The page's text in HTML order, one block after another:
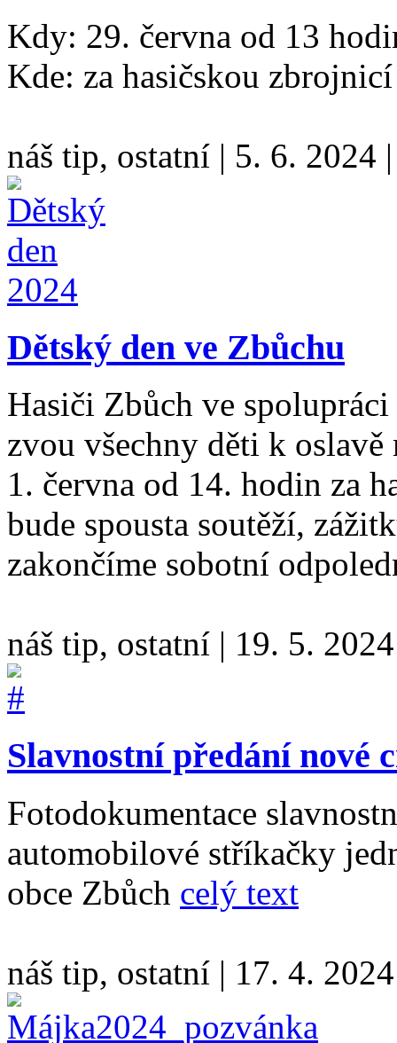
Kdy: 29. června od 13
Kde: za hasičskou
náš tip, ostatní | 5. 6. 2024
Dětský den ve Zbůchu
Hasiči Zbůch ve
zvou všechny děti k
1. června od 14. hodin za
bude spousta soutěží,
zakončíme sobotní
náš tip, ostatní | 19. 5. 2024
Slavnostní předání nové
Fotodokumentace
automobilové stříkačky
obce Zbůch celý text
náš tip, ostatní | 17. 4. 2024